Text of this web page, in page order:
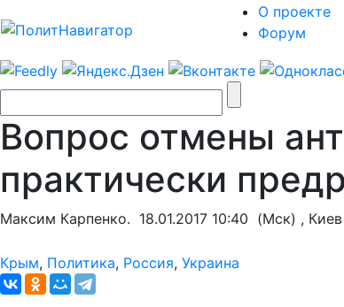
О проекте
Форум
Вопрос отмены
практически
Максим Карпенко. 18.01.2017 10:40 (Мск) , Киев
Крым, Политика, Россия, Украина